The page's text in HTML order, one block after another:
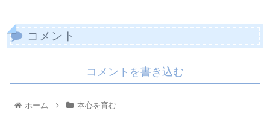
コメント
コメントを書き込む
ホーム 本心を育む